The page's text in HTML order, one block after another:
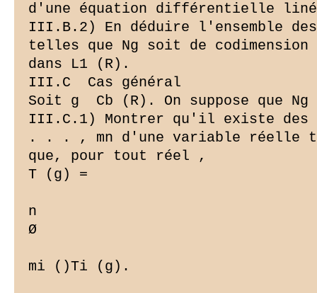
d'une équation différentielle
III.B.2) En déduire l'ensemble
telles que Ng soit de
dans L1 (R).
III.C ­ Cas général
Soit g  Cb (R). On suppose que
III.C.1) Montrer qu'il existe
. . . , mn d'une variable réelle
que, pour tout réel ,
T (g) =
n
Ø
mi ()Ti (g).